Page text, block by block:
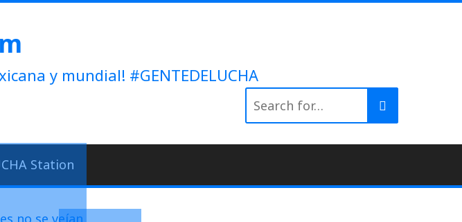
y mundial! #GENTEDELUCHA
for:
Station